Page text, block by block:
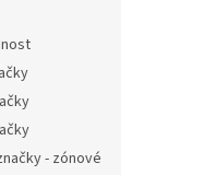
- zónové